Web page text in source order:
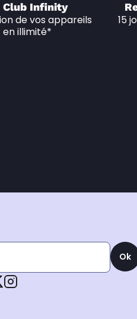
Club Infinity
de vos appareils
en illimité*
15
Ok